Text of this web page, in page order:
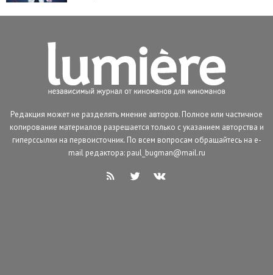
Редакция может не разделять мнение авторов. Полное или частичное
копирование материалов разрешается только с указанием авторства и
гиперссылки на первоисточник. По всем вопросам обращайтесь на e-
mail редактора: paul_bugman@mail.ru